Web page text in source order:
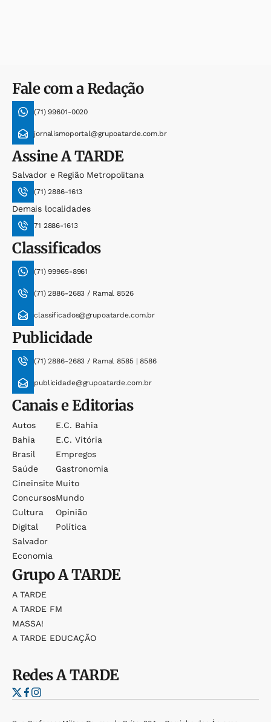
Fale com a Redação
(71) 99601-0020
jornalismoportal@grupoatarde.com.br
AssineA TARDE
Salvador e Região Metropolitana
(71) 2886-1613
Demais localidades
71 2886-1613
Classificados
(71) 99965-8961
(71) 2886-2683 / Ramal 8526
classificados@grupoatarde.com.br
Publicidade
(71) 2886-2683 / Ramal 8585 | 8586
publicidade@grupoatarde.com.br
Canais e Editorias
Autos
Bahia
Brasil
Saúde
Cineinsite
Concursos
Cultura
Digital
Salvador
Economia
E.c. Bahia
E.c. Vitória
Empregos
Gastronomia
Muito
Mundo
Opinião
Política
GrupoA TARDE
A TARDE
A TARDE FM
MASSA!
A TARDE EDUCAÇÃO
RedesA TARDE